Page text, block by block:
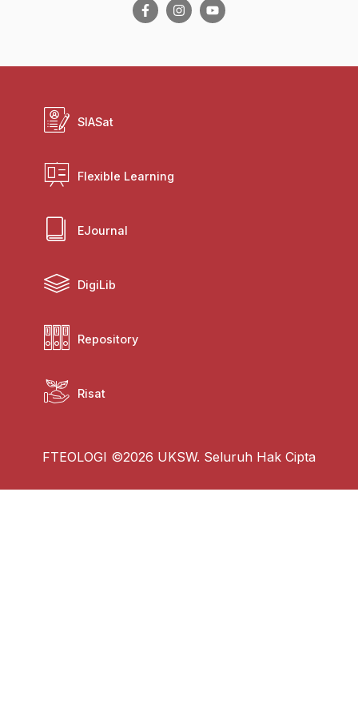
SIASat
Flexible Learning
EJournal
DigiLib
Repository
Risat
FTEOLOGI ©2026 UKSW. Seluruh Hak Cipta